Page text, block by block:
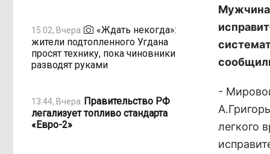
15:02, Вчера
«Ждать некогда»:
жители подтопленного Угдана
просят технику, пока чиновники
разводят руками
13:44, Вчера Правительство РФ
легализует топливо стандарта
«Евро-2»
-
легкого